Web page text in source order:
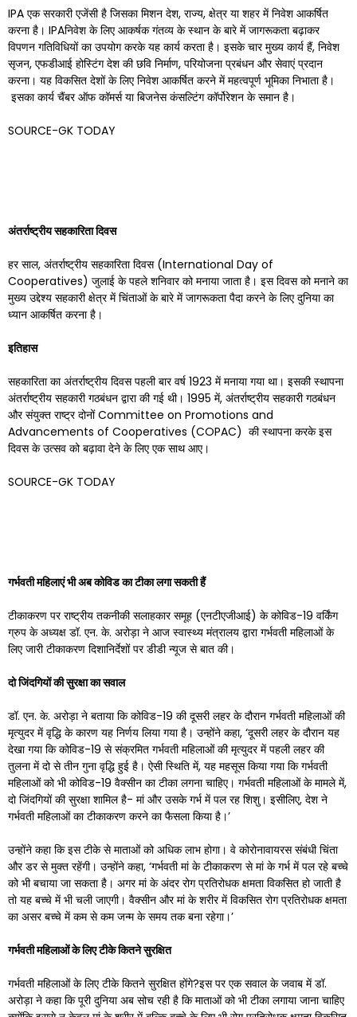
IPA एक सरकारी एजेंसी है जिसका मिशन देश, राज्य, क्षेत्र या शहर में निवेश आकर्षित
करना है। IPAनिवेश के लिए आकर्षक गंतव्य के स्थान के बारे में जागरूकता बढ़ाकर
विपणन गतिविधियों का उपयोग करके यह कार्य करता है। इसके चार मुख्य कार्य हैं, निवेश
सृजन, एफडीआई होस्टिंग देश की छवि निर्माण, परियोजना प्रबंधन और सेवाएं प्रदान
करना। यह विकसित देशों के लिए निवेश आकर्षित करने में महत्वपूर्ण भूमिका निभाता है।
इसका कार्य चैंबर ऑफ कॉमर्स या बिजनेस कंसल्टिंग कॉर्पोरेशन के समान है।
SOURCE-GK TODAY
अंतर्राष्ट्रीय सहकारिता दिवस
हर साल, अंतर्राष्ट्रीय सहकारिता दिवस (International Day of
Cooperatives) जुलाई के पहले शनिवार को मनाया जाता है। इस दिवस को मनाने का
मुख्य उद्देश्य सहकारी क्षेत्र में चिंताओं के बारे में जागरूकता पैदा करने के लिए दुनिया का
ध्यान आकर्षित करना है।
इतिहास
सहकारिता का अंतर्राष्ट्रीय दिवस पहली बार वर्ष 1923 में मनाया गया था। इसकी स्थापना
अंतर्राष्ट्रीय सहकारी गठबंधन द्वारा की गई थी। 1995 में, अंतर्राष्ट्रीय सहकारी गठबंधन
और संयुक्त राष्ट्र दोनों Committee on Promotions and
Advancements of Cooperatives (COPAC) की स्थापना करके इस
दिवस के उत्सव को बढ़ावा देने के लिए एक साथ आए।
SOURCE-GK TODAY
गर्भवती महिलाएं भी अब कोविड का टीका लगा सकती हैं
टीकाकरण पर राष्ट्रीय तकनीकी सलाहकार समूह (एनटीएजीआई) के कोविड-19 वर्किंग
ग्रुप के अध्यक्ष डॉ. एन. के. अरोड़ा ने आज स्वास्थ्य मंत्रालय द्वारा गर्भवती महिलाओं के
लिए जारी टीकाकरण दिशानिर्देशों पर डीडी न्यूज से बात की।
दो जिंदगियों की सुरक्षा का सवाल
डॉ. एन. के. अरोड़ा ने बताया कि कोविड-19 की दूसरी लहर के दौरान गर्भवती महिलाओं की
मृत्युदर में वृद्धि के कारण यह निर्णय लिया गया है। उन्होंने कहा, ‘दूसरी लहर के दौरान यह
देखा गया कि कोविड-19 से संक्रमित गर्भवती महिलाओं की मृत्युदर में पहली लहर की
तुलना में दो से तीन गुना वृद्धि हुई है। ऐसी स्थिति में, यह महसूस किया गया कि गर्भवती
महिलाओं को भी कोविड-19 वैक्सीन का टीका लगना चाहिए। गर्भवती महिलाओं के मामले में,
दो जिंदगियों की सुरक्षा शामिल है- मां और उसके गर्भ में पल रह शिशु। इसीलिए, देश ने
गर्भवती महिलाओं का टीकाकरण करने का फैसला किया है।’
उन्होंने कहा कि इस टीके से माताओं को अधिक लाभ होगा। वे कोरोनावायरस संबंधी चिंता
और डर से मुक्त रहेंगी। उन्होंने कहा, ‘गर्भवती मां के टीकाकरण से मां के गर्भ में पल रहे बच्चे
को भी बचाया जा सकता है। अगर मां के अंदर रोग प्रतिरोधक क्षमता विकसित हो जाती है
तो यह बच्चे में भी चली जाएगी। वैक्सीन और मां के शरीर में विकसित रोग प्रतिरोधक क्षमता
का असर बच्चे में कम से कम जन्म के समय तक बना रहेगा।’
गर्भवती महिलाओं के लिए टीके कितने सुरक्षित
गर्भवती महिलाओं के लिए टीके कितने सुरक्षित होंगे?इस पर एक सवाल के जवाब में डॉ.
अरोड़ा ने कहा कि पूरी दुनिया अब सोच रही है कि माताओं को भी टीका लगाया जाना चाहिए